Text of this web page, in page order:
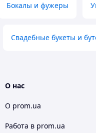
Бокалы и фужеры
Свадебные букеты и
О нас
О prom.ua
Работа в prom.ua